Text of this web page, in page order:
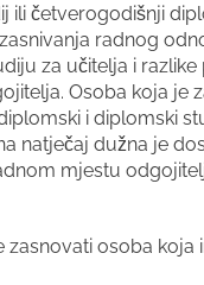
ili četverogodišnji
radnog
za učitelja i
Osoba koja je
i diplomski
natječaj dužna je
mjestu
osoba koja